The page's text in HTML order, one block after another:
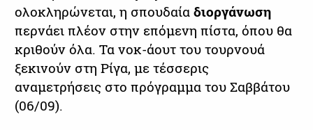
ολοκληρώνεται, η σπουδαίαδιοργάνωση
περνάει πλέον στην επόμενη πίστα, όπου θα
κριθούν όλα. Τα νοκ-άουτ του τουρνουά
ξεκινούν στη Ρίγα, με τέσσερις
αναμετρήσεις στο πρόγραμμα του Σαββάτου
(06/09).